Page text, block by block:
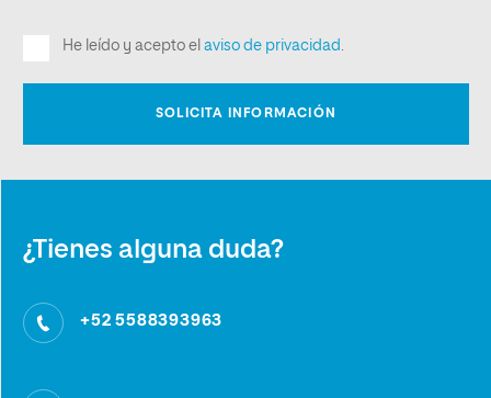
¿Tienes alguna duda?
+52 5588393963